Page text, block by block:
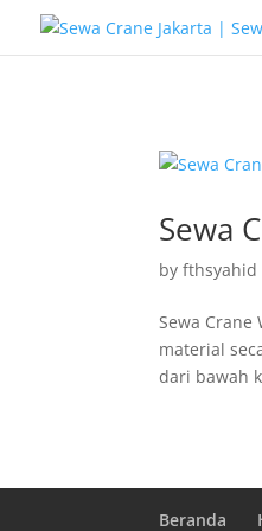
G-T3YPBRZG5Y
Sewa
byfthsyahid
Sewa
material
dari bawah
Beranda